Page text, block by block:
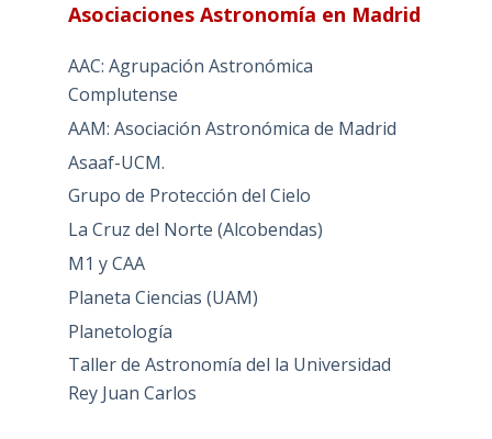
Asociaciones Astronomía en Madrid
AAC: Agrupación Astronómica
Complutense
AAM: Asociación Astronómica de Madrid
Asaaf-UCM.
Grupo de Protección del Cielo
La Cruz del Norte (Alcobendas)
M1 y CAA
Planeta Ciencias (UAM)
Planetología
Taller de Astronomía del la Universidad
Rey Juan Carlos